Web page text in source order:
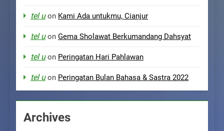
tel uon Kami Ada untukmu, Cianjur
tel uon Gema Sholawat Berkumandang Dahsyat
tel uon Peringatan Hari Pahlawan
tel uon Peringatan Bulan Bahasa & Sastra 2022
Archives